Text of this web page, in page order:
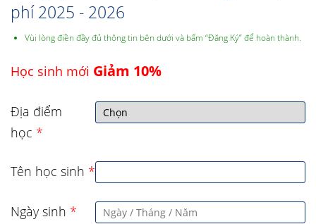
phí 2025 - 2026
Vùi lòng điền đầy đủ thông tin bên dưới và bấm “Đăng Ký” để hoàn thành.
Học sinh mới Giảm 10%
Địa điểm
học *
Tên học sinh *
Ngày sinh *